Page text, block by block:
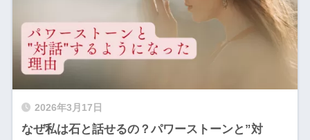
2026年3月17日
なぜ私は石と話せるの？パワーストーンと”対